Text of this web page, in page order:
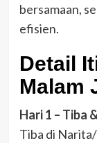
bersamaan,
efisien.
Detail
Malam
Hari 1 – Tiba
Tiba di